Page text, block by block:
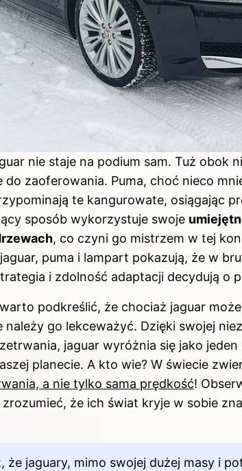
nie staje na podium sam. Tuż obok
do zaoferowania. Puma, choć nieco
te kangurowate, osiągając
sposób wykorzystuje swoje
, co czyni go mistrzem w tej
puma i lampart pokazują, że w
i zdolność adaptacji decydują o
podkreślić, że chociaż jaguar
należy go lekceważyć. Dzięki swojej
jaguar wyróżnia się jako
planecie. A kto wie? W świecie
a nie tylko sama prędkość!
że ich świat kryje w sobie
że jaguary, mimo swojej dużej masy i